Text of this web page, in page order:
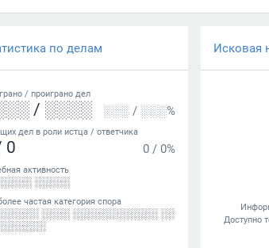
по делам
/ проиграно дел
/ ░░░░ ░░░ / ░░░%
дел в роли истца / ответчика
0 0 / 0%
активность
░░░░░
частая категория спора
░░░░ ░░░░░░░░░░░░ ░░
Исковая